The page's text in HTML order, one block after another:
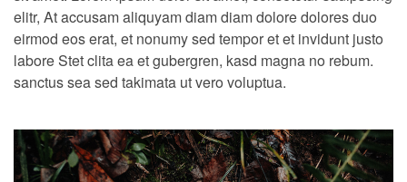
elitr, At accusam aliquyam diam diam dolore dolores duo
eirmod eos erat, et nonumy sed tempor et et invidunt justo
labore Stet clita ea et gubergren, kasd magna no rebum.
sanctus sea sed takimata ut vero voluptua.